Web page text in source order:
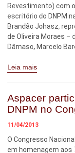
Revestimento) com
escritório do DNPM
Brandão Johasz,
de Oliveira Moraes –
Dâmaso, Marcelo
Leia mais
Aspacer
DNPM no
11/04/2013
O Congresso
em homenagem aos